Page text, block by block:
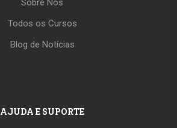
Sobre Nós
Todos os Cursos
Blog de Notícias
AJUDA E SUPORTE